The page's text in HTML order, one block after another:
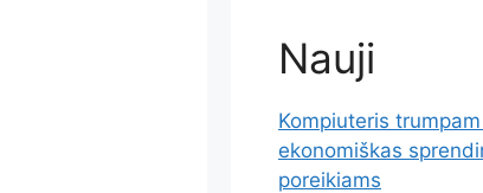
Nauji
Kompiuteris
ekonomiškas
poreikiams